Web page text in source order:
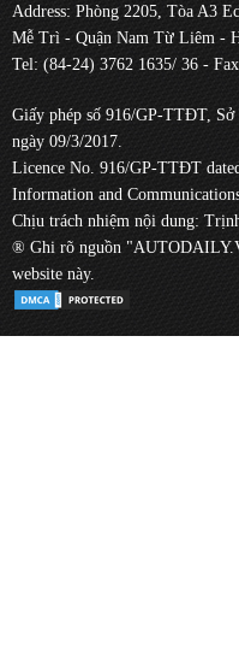
Address: Phòng 2205, Tòa A3
Mễ Trì - Quận Nam Từ Liêm -
Tel: (84-24) 3762 1635/ 36 -
Giấy phép số 916/GP-TTĐT,
ngày 09/3/2017.
Licence No. 916/GP-TTĐT
Information and
Chịu trách nhiệm nội dung:
® Ghi rõ nguồn
website này.